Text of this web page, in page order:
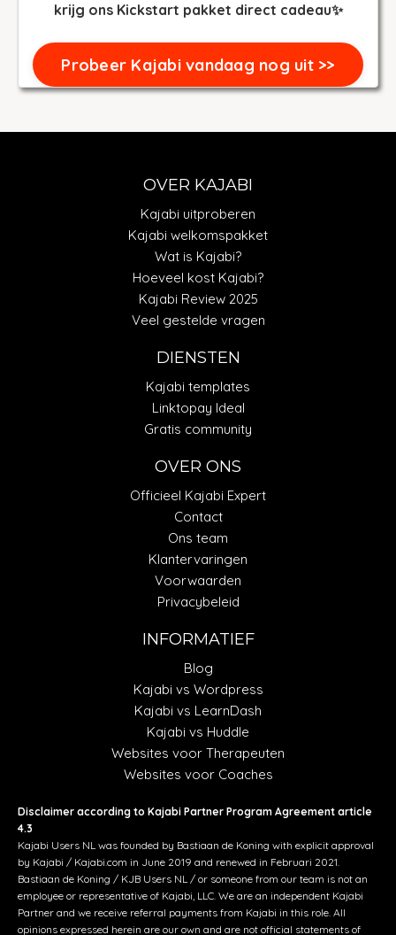
krijg ons Kickstart pakket direct cadeau✨
Probeer Kajabi vandaag nog uit >>
OVER KAJABI
Kajabi uitproberen
Kajabi welkomspakket
Wat is Kajabi?
Hoeveel kost Kajabi?
Kajabi Review 2025
Veel gestelde vragen
DIENSTEN
Kajabi templates
Linktopay Ideal
Gratis community
OVER ONS
Officieel Kajabi Expert
Contact
Ons team
Klantervaringen
Voorwaarden
Privacybeleid
INFORMATIEF
Blog
Kajabi vs Wordpress
Kajabi vs LearnDash
Kajabi vs Huddle
Websites voor Therapeuten
Websites voor Coaches
Disclaimer according to Kajabi Partner Program Agreement article
4.3
Kajabi Users NL was founded by Bastiaan de Koning with explicit approval
by Kajabi / Kajabi.com in June 2019 and renewed in Februari 2021.
Bastiaan de Koning / KJB Users NL / or someone from our team is not an
employee or representative of Kajabi, LLC. We are an independent Kajabi
Partner and we receive referral payments from Kajabi in this role. All
opinions expressed herein are our own and are not official statements of